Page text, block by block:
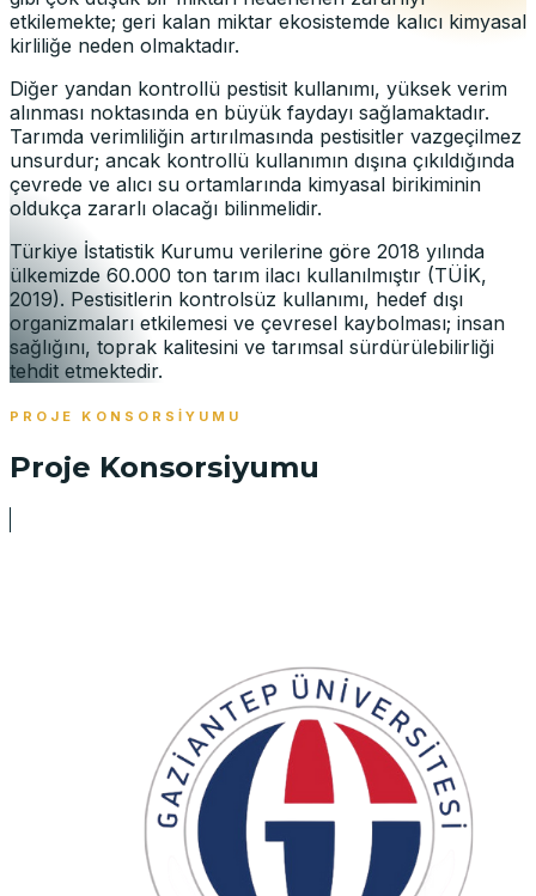
etkilemekte; geri kalan miktar ekosistemde kalıcı kimyasal
kirliliğe neden olmaktadır.
Diğer yandan kontrollü pestisit kullanımı, yüksek verim
alınması noktasında en büyük faydayı sağlamaktadır.
Tarımda verimliliğin artırılmasında pestisitler vazgeçilmez
unsurdur; ancak kontrollü kullanımın dışına çıkıldığında
çevrede ve alıcı su ortamlarında kimyasal birikiminin
oldukça zararlı olacağı bilinmelidir.
Türkiye İstatistik Kurumu verilerine göre 2018 yılında
ülkemizde 60.000 ton tarım ilacı kullanılmıştır (TÜİK,
2019). Pestisitlerin kontrolsüz kullanımı, hedef dışı
organizmaları etkilemesi ve çevresel kaybolması; insan
sağlığını, toprak kalitesini ve tarımsal sürdürülebilirliği
tehdit etmektedir.
PROJE KONSORSIYUMU
Proje Konsorsiyumu